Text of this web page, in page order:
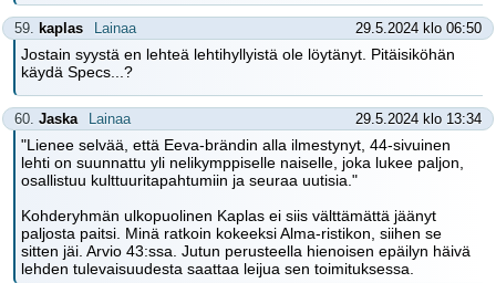
59. kaplas Lainaa 29.5.2024 klo 06:50
Jostain syystä en lehteä lehtihyllyistä ole löytänyt. Pitäisiköhän
käydä Specs...?
60. Jaska Lainaa 29.5.2024 klo 13:34
"Lienee selvää, että Eeva-brändin alla ilmestynyt, 44-sivuinen
lehti on suunnattu yli nelikymppiselle naiselle, joka lukee paljon,
osallistuu kulttuuritapahtumiin ja seuraa uutisia."
Kohderyhmän ulkopuolinen Kaplas ei siis välttämättä jäänyt
paljosta paitsi. Minä ratkoin kokeeksi Alma-ristikon, siihen se
sitten jäi. Arvio 43:ssa. Jutun perusteella hienoisen epäilyn häivä
lehden tulevaisuudesta saattaa leijua sen toimituksessa.